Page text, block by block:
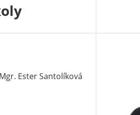
Mgr. Ester Santolíková